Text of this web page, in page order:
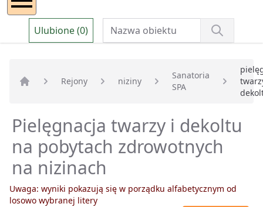
Ulubione (0)
Rejony niziny
Sanatoria
SPA
Pielęgnacja twarzy i dekoltu
na pobytach zdrowotnych
na nizinach
Uwaga: wyniki pokazują się w porządku alfabetycznym od
losowo wybranej litery